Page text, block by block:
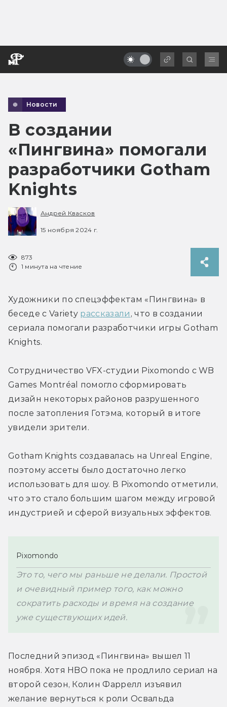
Новости
В создании
«Пингвина» помогали
разработчики Gotham
Knights
Андрей Квасков
15 ноября 2024 г.
873
1 минута на чтение
Художники по спецэффектам «Пингвина» в
беседе с Variety рассказали , что в создании
сериала помогали разработчики игры Gotham
Knights.
Сотрудничество VFX-студии Pixomondo с WB
Games Montréal помогло сформировать
дизайн некоторых районов разрушенного
после затопления Готэма, который в итоге
увидели зрители.
Gotham Knights создавалась на Unreal Engine,
поэтому ассеты было достаточно легко
использовать для шоу. В Pixomondo отметили,
что это стало большим шагом между игровой
индустрией и сферой визуальных эффектов.
Pixomondo
Это то, чего мы раньше не делали. Простой
и очевидный пример того, как можно
сократить расходы и время на создание
уже существующих идей.
Последний эпизод «Пингвина» вышел 11
ноября. Хотя HBO пока не продлило сериал на
второй сезон, Колин Фаррелл изъявил
желание вернуться к роли Освальда